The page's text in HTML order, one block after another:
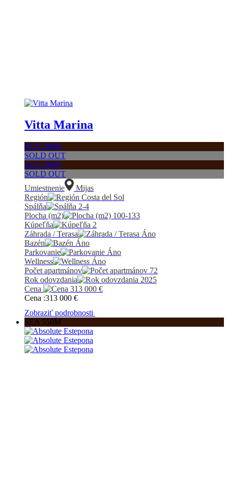
Vitta Marina
SEA 200M
SOLD OUT
SEA 200M
SOLD OUT
Umiestnenie
Mijas
Región
Costa del Sol
Spálňa
2-4
Plocha (m2)
100-133
Kúpeľňa
2
Záhrada / Terasa
Áno
Bazén
Áno
Parkovanie
Áno
Wellness
Áno
Počet apartmánov
72
Rok odovzdania
2025
Cena
313 000 €
Cena :313 000 €
Zobraziť podrobnosti
SEA 550M